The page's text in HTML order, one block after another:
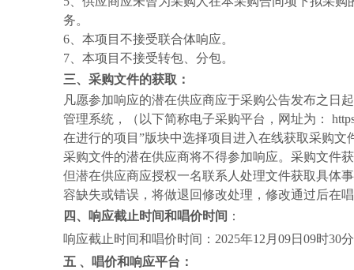
务。
6、本项目不接受联合体响应。
7、本项目不接受转包、分包。
三、采购文件的获取：
凡愿参加响应的潜在供应商应于采购公告发布之日
管理系统，（以下简称电子采购平台，网址为：
在进行的项目”版块中选择项目进入在线获取采购
采购文件的潜在供应商将不得参加响应。采购文件
但潜在供应商应授权一名联系人处理文件获取具体
容缺失或错误，将做退回修改处理，修改通过后在
四、响应截止时间和唱价时间 ：
响应截止时间和唱价时间： 2025年12 月 09日 09时30
五 、唱价和响应平台：